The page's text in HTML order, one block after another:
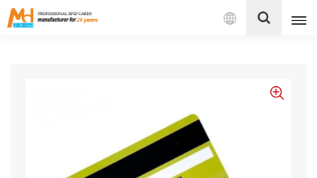
Español
Français
Español